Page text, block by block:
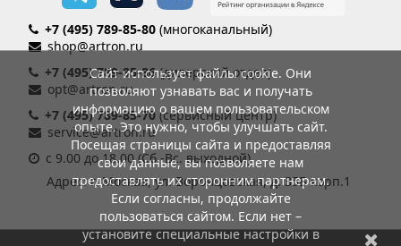
+7 (495) 789-85-80 (многоканальный)
shop@artron.ru
+7 (495) 789-85-86(дилерский отдел)
opt@artron.ru
+7 (495) 789-85-70 (сервисный центр)
service@artron.ru
с 9.00 до 18.00 (Сб.-Вс. выходной)
Адрес: г. Москва, ул. Воронцовская, д. 35Б корп.1
Сайт использует файлы cookie. Они
позволяют узнавать вас и получать
информацию о вашем пользовательском
опыте. Это нужно, чтобы улучшать сайт.
Посещая страницы сайта и предоставляя
свои данные, вы позволяете нам
предоставлять их сторонним партнерам.
Если согласны, продолжайте
пользоваться сайтом. Если нет –
установите специальные настройки в